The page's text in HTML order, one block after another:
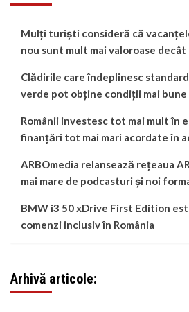
Mulți turiști consideră că
nou sunt mult mai valoroase
Clădirile care îndeplinesc
verde pot obține condiții mai
Românii investesc tot mai mult în
finanțări tot mai mari acordate în
ARBOmedia relansează rețeaua
mai mare de podcasturi și noi
BMW i3 50 xDrive First Edition
comenzi inclusiv în România
Arhivă articole: